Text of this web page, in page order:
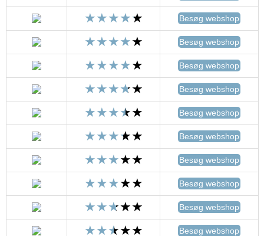
Besøg webshop
Besøg webshop
Besøg webshop
Besøg webshop
Besøg webshop
Besøg webshop
Besøg webshop
Besøg webshop
Besøg webshop
Besøg webshop